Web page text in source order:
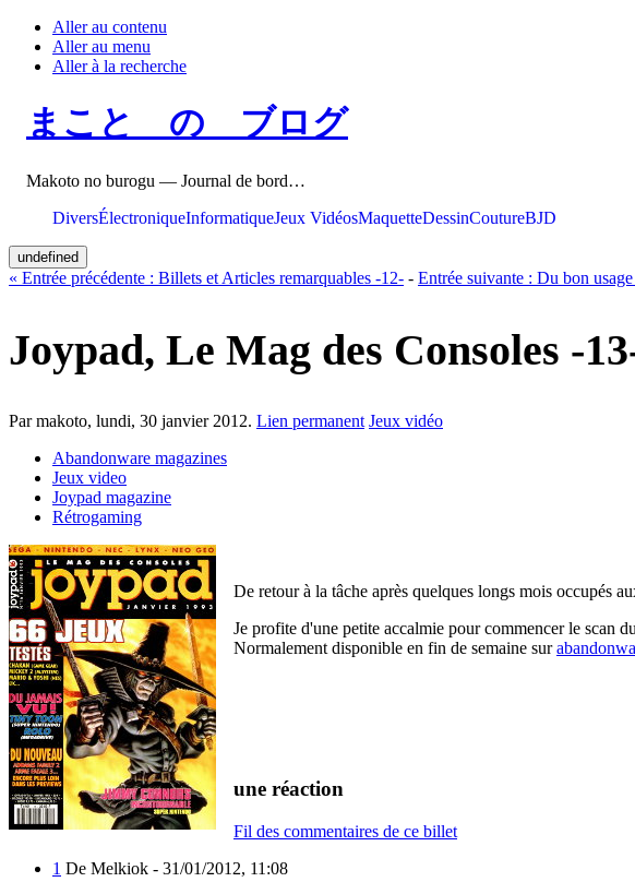
Aller au contenu
Aller au menu
Aller à la recherche
まこと の ブログ
Makoto no burogu — Journal de bord…
DiversÉlectroniqueInformatiqueJeux VidéosMaquetteDessinCoutureBJD
undefined
« Entrée précédente : Billets et Articles remarquables -12- - Entrée suivante : Du bon
Joypad, Le Mag des Consoles -
Par makoto, lundi, 30 janvier 2012. Lien permanent Jeux vidéo
Abandonware magazines
Jeux video
Joypad magazine
Rétrogaming
De retour à la tâche après quelques longs mois occupés
Je profite d'une petite accalmie pour commencer le scan
Normalement disponible en fin de semaine sur
une réaction
Fil des commentaires de ce billet
1 De Melkiok - 31/01/2012, 11:08